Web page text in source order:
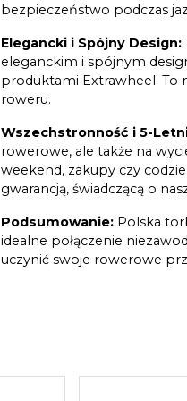
bezpieczeństwo podczas
Elegancki i Spójny Design:
eleganckim i spójnym
produktami Extrawheel. To
roweru.
Wszechstronność i 5-
rowerowe, ale także na
weekend, zakupy czy
gwarancją, świadczącą o
Podsumowanie: Polska
idealne połączenie
uczynić swoje rowerowe